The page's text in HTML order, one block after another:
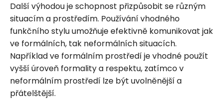
Další výhodou je schopnost přizpůsobit se různým
situacím a prostředím. Používání vhodného
funkčního stylu umožňuje efektivně komunikovat jak
ve formálních, tak neformálních situacích.
Například ve formálním prostředí je vhodné použít
vyšší úroveň formality a respektu, zatímco v
neformálním prostředí lze být uvolněnější a
přátelštější.